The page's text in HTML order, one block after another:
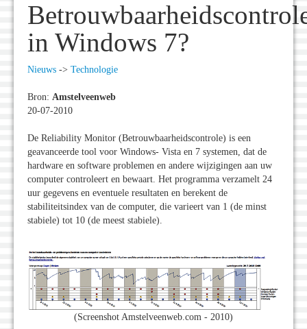
in Windows 7?
Nieuws -> Technologie
Bron: Amstelveenweb
20-07-2010
De Reliability Monitor (Betrouwbaarheidscontrole) is een
geavanceerde tool voor Windows- Vista en 7 systemen, dat de
hardware en software problemen en andere wijzigingen aan uw
computer controleert en bewaart. Het programma verzamelt 24
uur gegevens en eventuele resultaten en berekent de
stabiliteitsindex van de computer, die varieert van 1 (de minst
stabiele) tot 10 (de meest stabiele).
(Screenshot Amstelveenweb.com - 2010)